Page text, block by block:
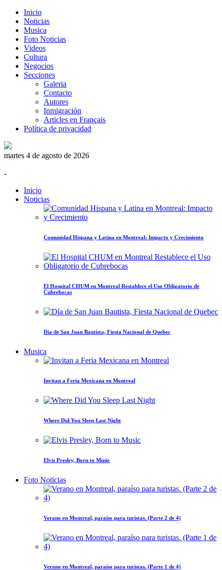
Inicio
Noticias
Musica
Foto Noticias
Videos
Cultura
Negocios
Secciones
Galeria
Contacto
Autores
Inmigración
Articles en Français
Política de privacidad
martes 4 de agosto de 2026
-
Inicio
Noticias
Comunidad Hispana y Latina en Montreal: Impacto y Crecimiento
El Hospital CHUM en Montreal Restablece el Uso Obligatorio de
Cubrebocas
Día de San Juan Bautista, Fiesta Nacional de Quebec
Musica
Invitan a Feria Mexicana en Montreal
Where Did You Sleep Last Night
Elvis Presley, Born to Music
Foto Noticias
Verano en Montreal, paraíso para turistas. (Parte 2 de 4)
Verano en Montreal, paraíso para turistas. (Parte 1 de 4)